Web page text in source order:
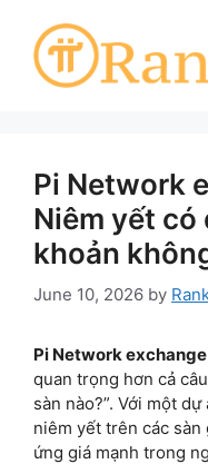
content
Pi Network
Niêm yết có
khoản
June 10, 2026 by
Pi Network
quan trọng hơn cả
sàn nào?”. Với một
niêm yết trên các
ứng giá mạnh trong